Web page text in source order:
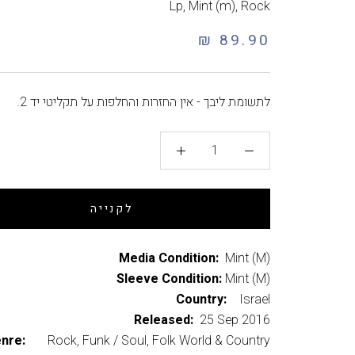
Lp, Mint (m), Rock
89.90 ₪
לתשומת ליבך - אין החזרות והחלפות על תקליטי יד 2.
לקנייה
Media Condition: Mint (M)
Sleeve Condition: Mint (M)
Country: Israel
Released: 25 Sep 2016
Rock, Funk / Soul, Folk World & Country